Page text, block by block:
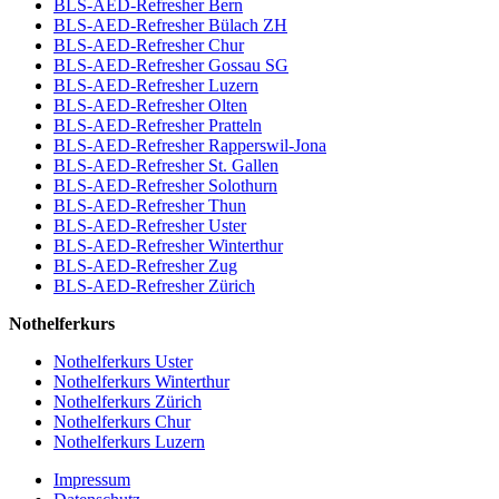
BLS-AED-Refresher Bern
BLS-AED-Refresher Bülach ZH
BLS-AED-Refresher Chur
BLS-AED-Refresher Gossau SG
BLS-AED-Refresher Luzern
BLS-AED-Refresher Olten
BLS-AED-Refresher Pratteln
BLS-AED-Refresher Rapperswil-Jona
BLS-AED-Refresher St. Gallen
BLS-AED-Refresher Solothurn
BLS-AED-Refresher Thun
BLS-AED-Refresher Uster
BLS-AED-Refresher Winterthur
BLS-AED-Refresher Zug
BLS-AED-Refresher Zürich
Nothelferkurs
Nothelferkurs Uster
Nothelferkurs Winterthur
Nothelferkurs Zürich
Nothelferkurs Chur
Nothelferkurs Luzern
Impressum